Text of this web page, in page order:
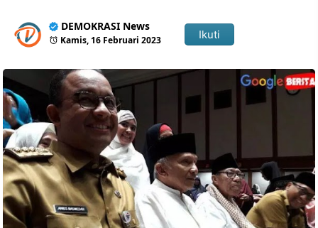
DEMOKRASI News
Kamis, 16 Februari 2023 Ikuti